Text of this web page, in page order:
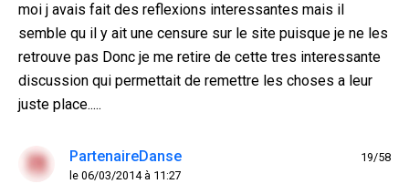
moi j avais fait des reflexions interessantes mais il
semble qu il y ait une censure sur le site puisque je ne les
retrouve pas Donc je me retire de cette tres interessante
discussion qui permettait de remettre les choses a leur
juste place.....
PartenaireDanse
le 06/03/2014 à 11:27
19/58